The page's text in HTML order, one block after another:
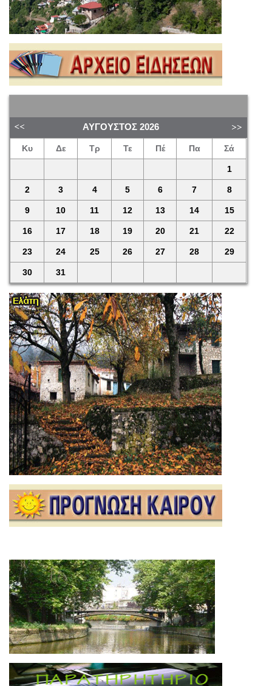
ΑΎΓΟΥΣΤΟΣ 2026
Κυ Δε Τρ Τε Πέ Πα Σά
1
2 3 4 5 6 7 8
9 10 11 12 13 14 15
16 17 18 19 20 21 22
23 24 25 26 27 28 29
30 31